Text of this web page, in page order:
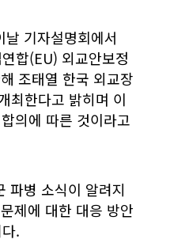
기자설명회에서
합(EU) 외교안보정
조태열 한국 외교장
최한다고 밝히며 이
의에 따른 것이라고
파병 소식이 알려지
제에 대한 대응 방안
.